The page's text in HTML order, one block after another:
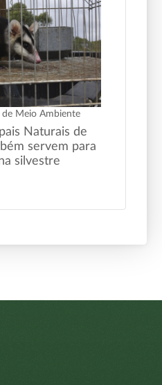
Meio Ambiente
Naturais de
servem para
silvestre